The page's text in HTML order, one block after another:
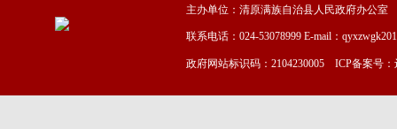
主办单位：清原满族自治县人民政府办公室
联系电话：024-53078999 E-mail：
政府网站标识码：2104230005 ICP备案号：